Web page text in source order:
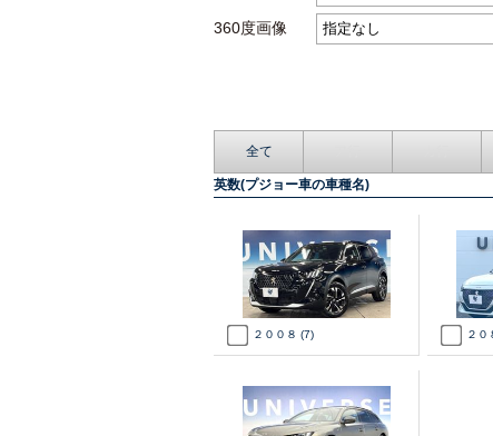
360度画像
全て
英数(プジョー車の車種名)
２００８ (7) ２０